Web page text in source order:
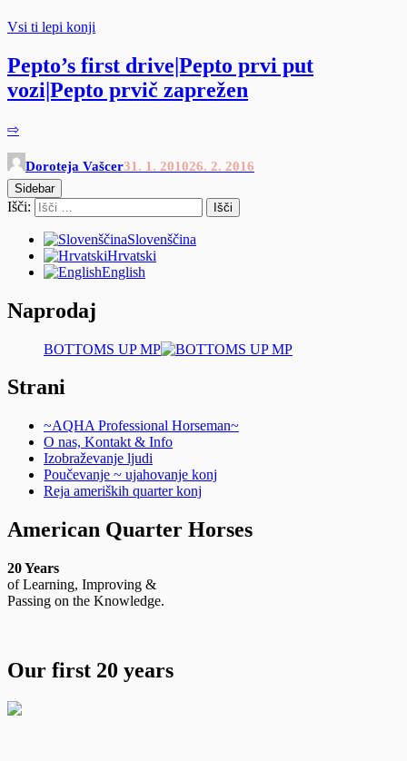
Vsi ti lepi konji
Pepto’s first drive|Pepto prvi put
vozi|Pepto prvič zaprežen
⇨
Doroteja Vašcer31. 1. 201026. 2. 2016
Sidebar
Išči:
Slovenščina
Hrvatski
English
Naprodaj
BOTTOMS UP MP
Strani
~AQHA Professional Horseman~
O nas, Kontakt & Info
Izobraževanje ljudi
Poučevanje ~ ujahovanje konj
Reja ameriških quarter konj
American Quarter Horses
20 Years
of Learning, Improving &
Passing on the Knowledge.
Our first 20 years